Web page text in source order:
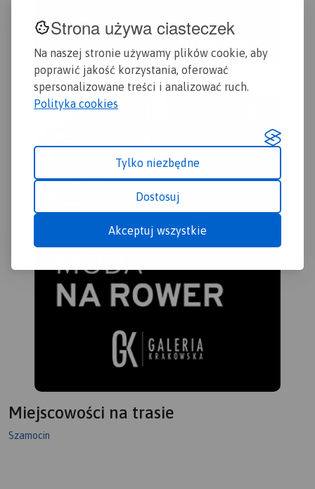
Strona używa ciasteczek
Na naszej stronie używamy plików cookie, aby
poprawić jakość korzystania, oferować
spersonalizowane treści i analizować ruch.
Polityka cookies
Tylko niezbędne
Dostosuj
Akceptuj wszystkie
Miejscowości na trasie
Szamocin